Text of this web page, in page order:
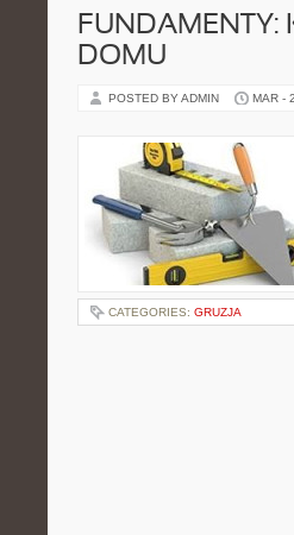
FUNDAMENTY:
DOMU
POSTED BY ADMIN MAR -
CATEGORIES: GRUZJA